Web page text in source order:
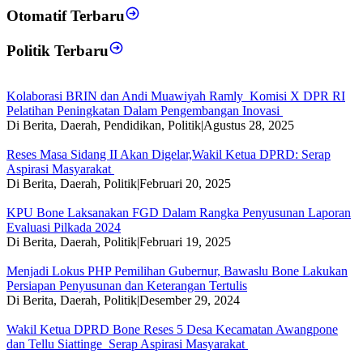
Otomatif Terbaru
Politik Terbaru
Kolaborasi BRIN dan Andi Muawiyah Ramly Komisi X DPR RI
Pelatihan Peningkatan Dalam Pengembangan Inovasi
Di Berita, Daerah, Pendidikan, Politik|Agustus 28, 2025
Reses Masa Sidang II Akan Digelar,Wakil Ketua DPRD: Serap
Aspirasi Masyarakat
Di Berita, Daerah, Politik|Februari 20, 2025
KPU Bone Laksanakan FGD Dalam Rangka Penyusunan Laporan
Evaluasi Pilkada 2024
Di Berita, Daerah, Politik|Februari 19, 2025
Menjadi Lokus PHP Pemilihan Gubernur, Bawaslu Bone Lakukan
Persiapan Penyusunan dan Keterangan Tertulis
Di Berita, Daerah, Politik|Desember 29, 2024
Wakil Ketua DPRD Bone Reses 5 Desa Kecamatan Awangpone
dan Tellu Siattinge Serap Aspirasi Masyarakat